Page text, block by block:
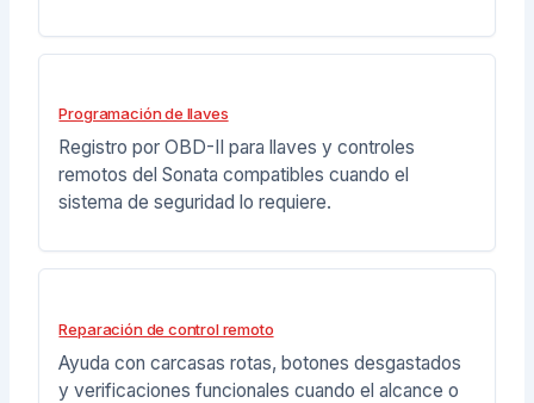
Programación de llaves
Registro por OBD-II para llaves y controles
remotos del Sonata compatibles cuando el
sistema de seguridad lo requiere.
Reparación de control remoto
Ayuda con carcasas rotas, botones desgastados
y verificaciones funcionales cuando el alcance o